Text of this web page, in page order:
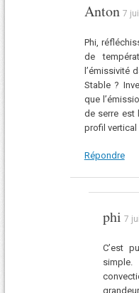
Anton 7
Phi,
de
l’émissivité
Stable ?
que
de serre est
profil vertical
Répondre
phi 7
C’est